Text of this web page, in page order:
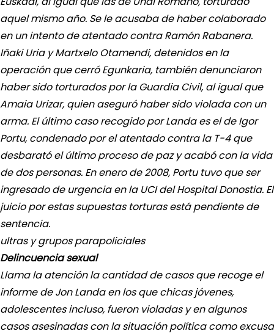
aquel mismo año. Se le acusaba de haber colaborado
en un intento de atentado contra Ramón Rabanera.
Iñaki Uria y Martxelo Otamendi, detenidos en la
operación que cerró Egunkaria, también denunciaron
haber sido torturados por la Guardia Civil, al igual que
Amaia Urizar, quien aseguró haber sido violada con un
arma. El último caso recogido por Landa es el de Igor
Portu, condenado por el atentado contra la T-4 que
desbarató el último proceso de paz y acabó con la vida
de dos personas. En enero de 2008, Portu tuvo que ser
ingresado de urgencia en la UCI del Hospital Donostia. El
juicio por estas supuestas torturas está pendiente de
sentencia.
ultras y grupos parapoliciales
Delincuencia sexual
Llama la atención la cantidad de casos que recoge el
informe de Jon Landa en los que chicas jóvenes,
adolescentes incluso, fueron violadas y en algunos
casos asesinadas con la situación política como excusa